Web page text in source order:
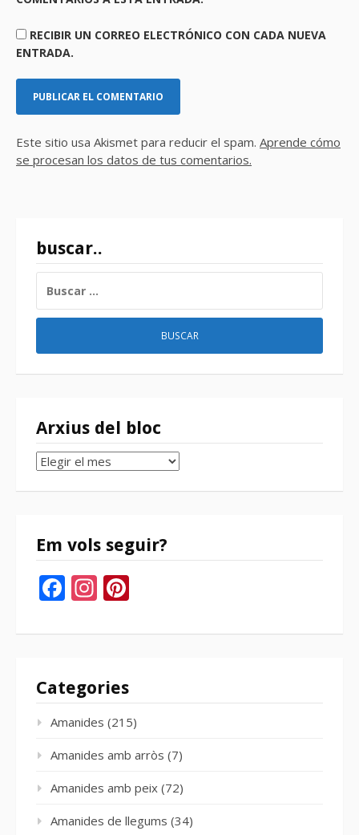
RECIBIR UN CORREO ELECTRÓNICO CON CADA NUEVA
ENTRADA.
Este sitio usa Akismet para reducir el spam. Aprende cómo
se procesan los datos de tus comentarios.
buscar..
Arxius del bloc
Arxius
bloc
Em vols seguir?
Facebook
Instagram
Categories
Amanides (215)
Amanides amb arròs (7)
Amanides amb peix (72)
Amanides de llegums (34)